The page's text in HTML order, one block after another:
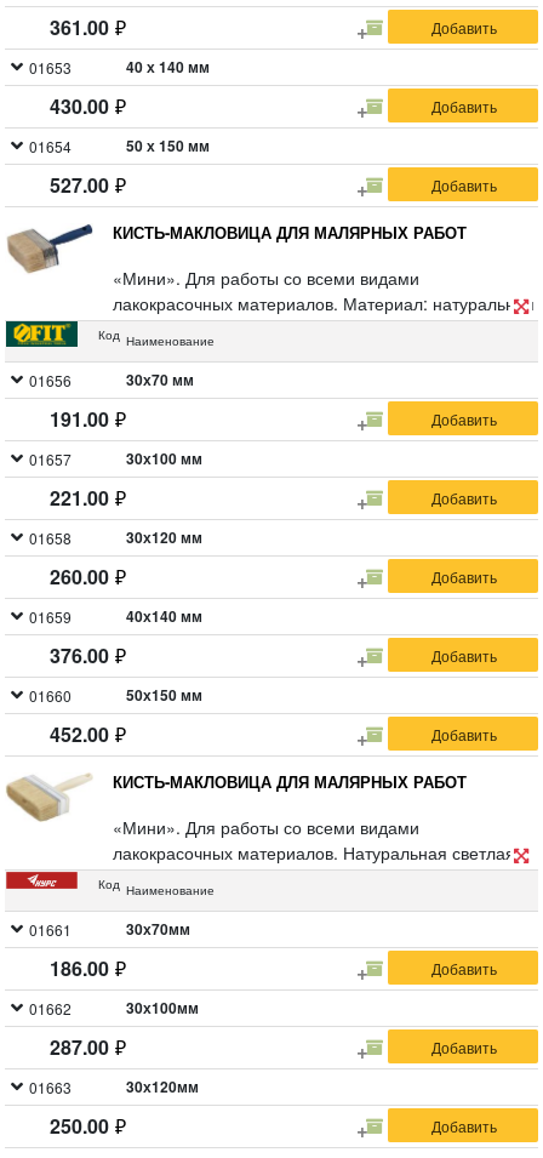
361.00
01653 40 х 140 мм
430.00
01654 50 х 150 мм
527.00
КИСТЬ-МАКЛОВИЦА ДЛЯ МАЛЯРНЫХ РАБОТ
«Мини». Для работы со всеми видами
лакокрасочных материалов. Материал: натуральная
светлая щетина, пластиковый корпус, полая ручка.
Код Наименование
01656 30х70 мм
191.00
01657 30х100 мм
221.00
01658 30х120 мм
260.00
01659 40х140 мм
376.00
01660 50х150 мм
452.00
КИСТЬ-МАКЛОВИЦА ДЛЯ МАЛЯРНЫХ РАБОТ
«Мини». Для работы со всеми видами
лакокрасочных материалов. Натуральная светлая
щетина, пластиковый корпус.
Код Наименование
01661 30х70мм
186.00
01662 30х100мм
287.00
01663 30х120мм
250.00